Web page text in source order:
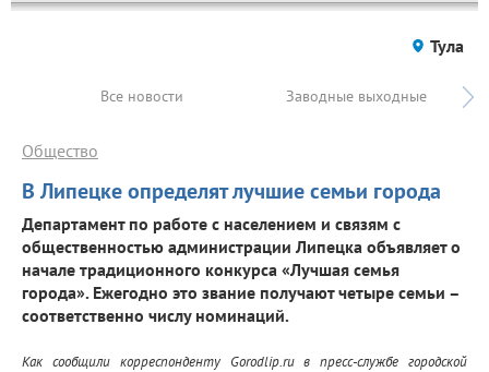
Тула
Все новости Заводные выходные
В Липецке определят лучшие семьи города
Общество
Департамент по работе с населением и связям с
общественностью администрации Липецка объявляет о
начале традиционного конкурса «Лучшая семья
города». Ежегодно это звание получают четыре семьи –
соответственно числу номинаций.
Как сообщили корреспонденту Gorodlip.ru в пресс-службе городской